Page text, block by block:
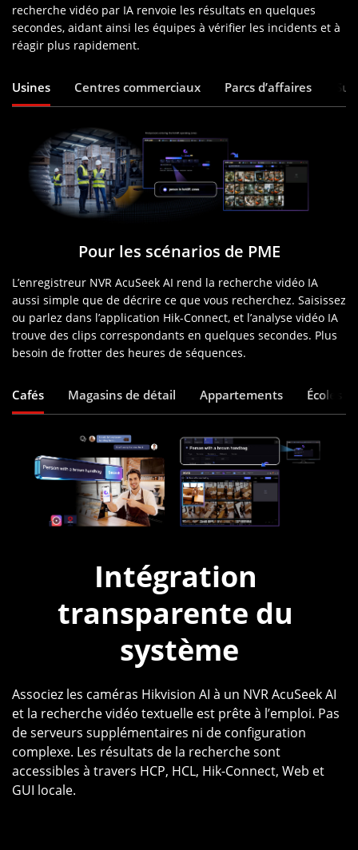
recherche vidéo par IA renvoie les résultats en quelques
secondes, aidant ainsi les équipes à vérifier les incidents et à
réagir plus rapidement.
Usines Centres commerciaux Parcs d’affaires
Pour les scénarios de PME
L’enregistreur NVR AcuSeek AI rend la recherche vidéo IA
aussi simple que de décrire ce que vous recherchez. Saisissez
ou parlez dans l’application Hik-Connect, et l’analyse vidéo IA
trouve des clips correspondants en quelques secondes. Plus
besoin de frotter des heures de séquences.
Cafés Magasins de détail Appartements Écoles
Intégration
transparente du
système
Associez les caméras Hikvision AI à un NVR AcuSeek AI
et la recherche vidéo textuelle est prête à l’emploi. Pas
de serveurs supplémentaires ni de configuration
complexe. Les résultats de la recherche sont
accessibles à travers HCP, HCL, Hik-Connect, Web et
GUI locale.